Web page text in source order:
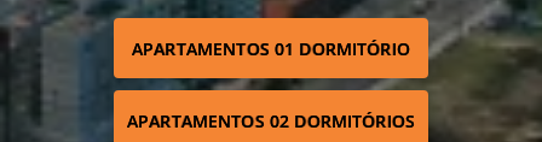
APARTAMENTOS 01 DORMITÓRIO
APARTAMENTOS 02 DORMITÓRIOS